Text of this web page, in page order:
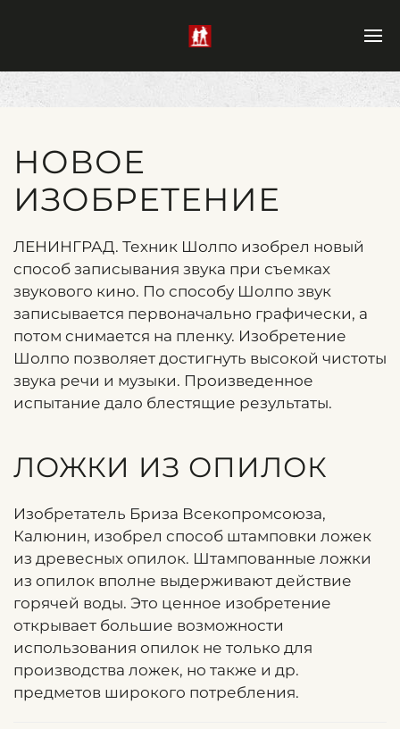
НОВОЕ
ИЗОБРЕТЕНИЕ
ЛЕНИНГРАД. Техник Шолпо изобрел новый
способ записывания звука при съемках
звукового кино. По способу Шолпо звук
записывается первоначально графически, а
потом снимается на пленку. Изобретение
Шолпо позволяет достигнуть высокой чистоты
звука речи и музыки. Произведенное
испытание дало блестящие результаты.
ЛОЖКИ ИЗ ОПИЛОК
Изобретатель Бриза Всекопромсоюза,
Калюнин, изобрел способ штамповки ложек
из древесных опилок. Штампованные ложки
из опилок вполне выдерживают действие
горячей воды. Это ценное изобретение
открывает большие возможности
использования опилок не только для
производства ложек, но также и др.
предметов широкого потребления.